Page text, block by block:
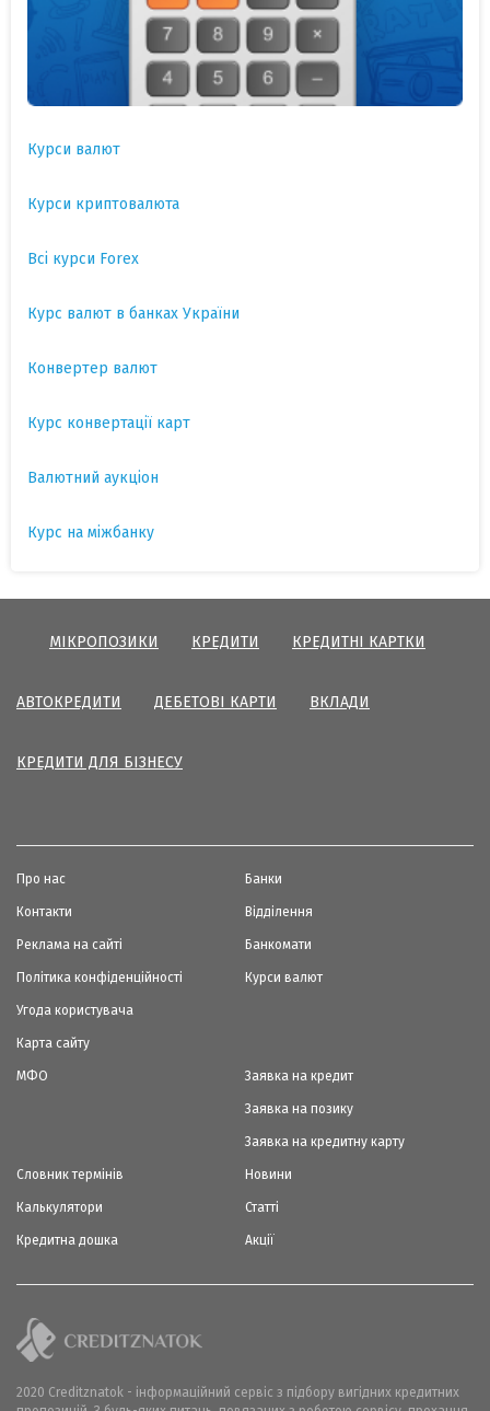
Курси валют
Курси криптовалюта
Всі курси Forex
Курс валют в банках України
Конвертер валют
Курс конвертації карт
Валютний аукціон
Курс на міжбанку
МІКРОПОЗИКИ КРЕДИТИ КРЕДИТНІ КАРТКИ
АВТОКРЕДИТИ ДЕБЕТОВІ КАРТИ ВКЛАДИ
КРЕДИТИ ДЛЯ БІЗНЕСУ
Про нас
Контакти
Реклама на сайті
Політика конфіденційності
Угода користувача
Карта сайту
Банки
Відділення
Банкомати
Курси валют
МФО Заявка на кредит
Заявка на позику
Заявка на кредитну карту
Словник термінів
Калькулятори
Кредитна дошка
Новини
Статті
Акції
2020 Creditznatok - інформаційний сервіс з підбору вигідних кредитних